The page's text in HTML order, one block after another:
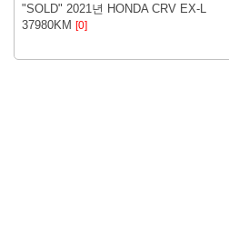
"SOLD" 2021년 HONDA CRV EX-L
37980KM [0]